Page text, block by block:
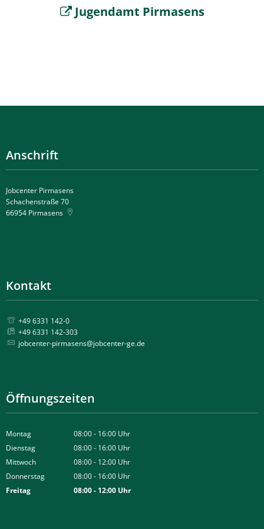
Jugendamt Pirmasens
Anschrift
Jobcenter Pirmasens
Schachenstraße 70
66954 Pirmasens
Kontakt
+49 6331 142-0
+49 6331 142-303
jobcenter-pirmasens@jobcenter-ge.de
Öffnungszeiten
Montag 08:00- 16:00 Uhr
Von 08:00 bis 16:00 Uhr
Dienstag 08:00- 16:00 Uhr
Von 08:00 bis 16:00 Uhr
Mittwoch 08:00- 12:00 Uhr
Von 08:00 bis 12:00 Uhr
Donnerstag 08:00- 16:00 Uhr
Von 08:00 bis 16:00 Uhr
Freitag 08:00- 12:00 Uhr